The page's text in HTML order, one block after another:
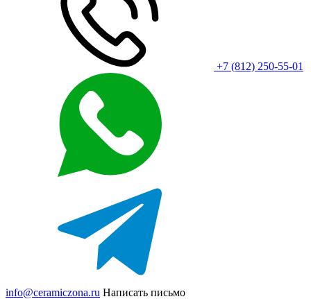
+7 (812) 250-55-01
info@ceramiczona.ru Написать письмо